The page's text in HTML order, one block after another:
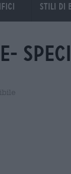
Stili di